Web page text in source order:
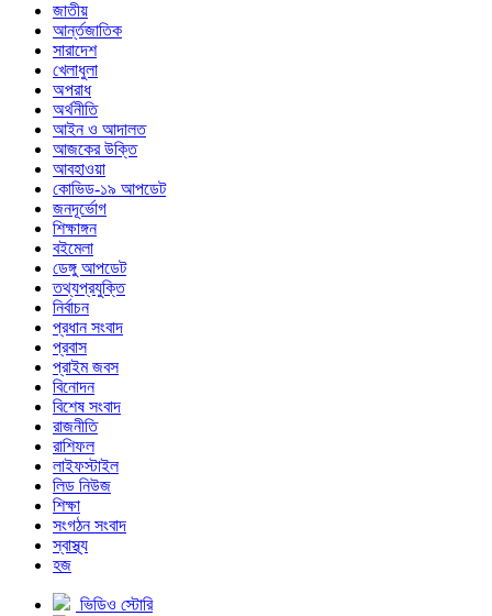
জাতীয়
আর্ন্তজাতিক
সারাদেশ
খেলাধুলা
অপরাধ
অর্থনীতি
আইন ও আদালত
আজকের উক্তি
আবহাওয়া
কোভিড-১৯ আপডেট
জনদূর্ভোগ
শিক্ষাঙ্গন
বইমেলা
ডেঙ্গু আপডেট
তথ্যপ্রযুক্তি
নির্বাচন
প্রধান সংবাদ
প্রবাস
প্রাইম জবস
বিনোদন
বিশেষ সংবাদ
রাজনীতি
রাশিফল
লাইফস্টাইল
লিড নিউজ
শিক্ষা
সংগঠন সংবাদ
স্বাস্থ্য
হজ
ভিডিও স্টোরি